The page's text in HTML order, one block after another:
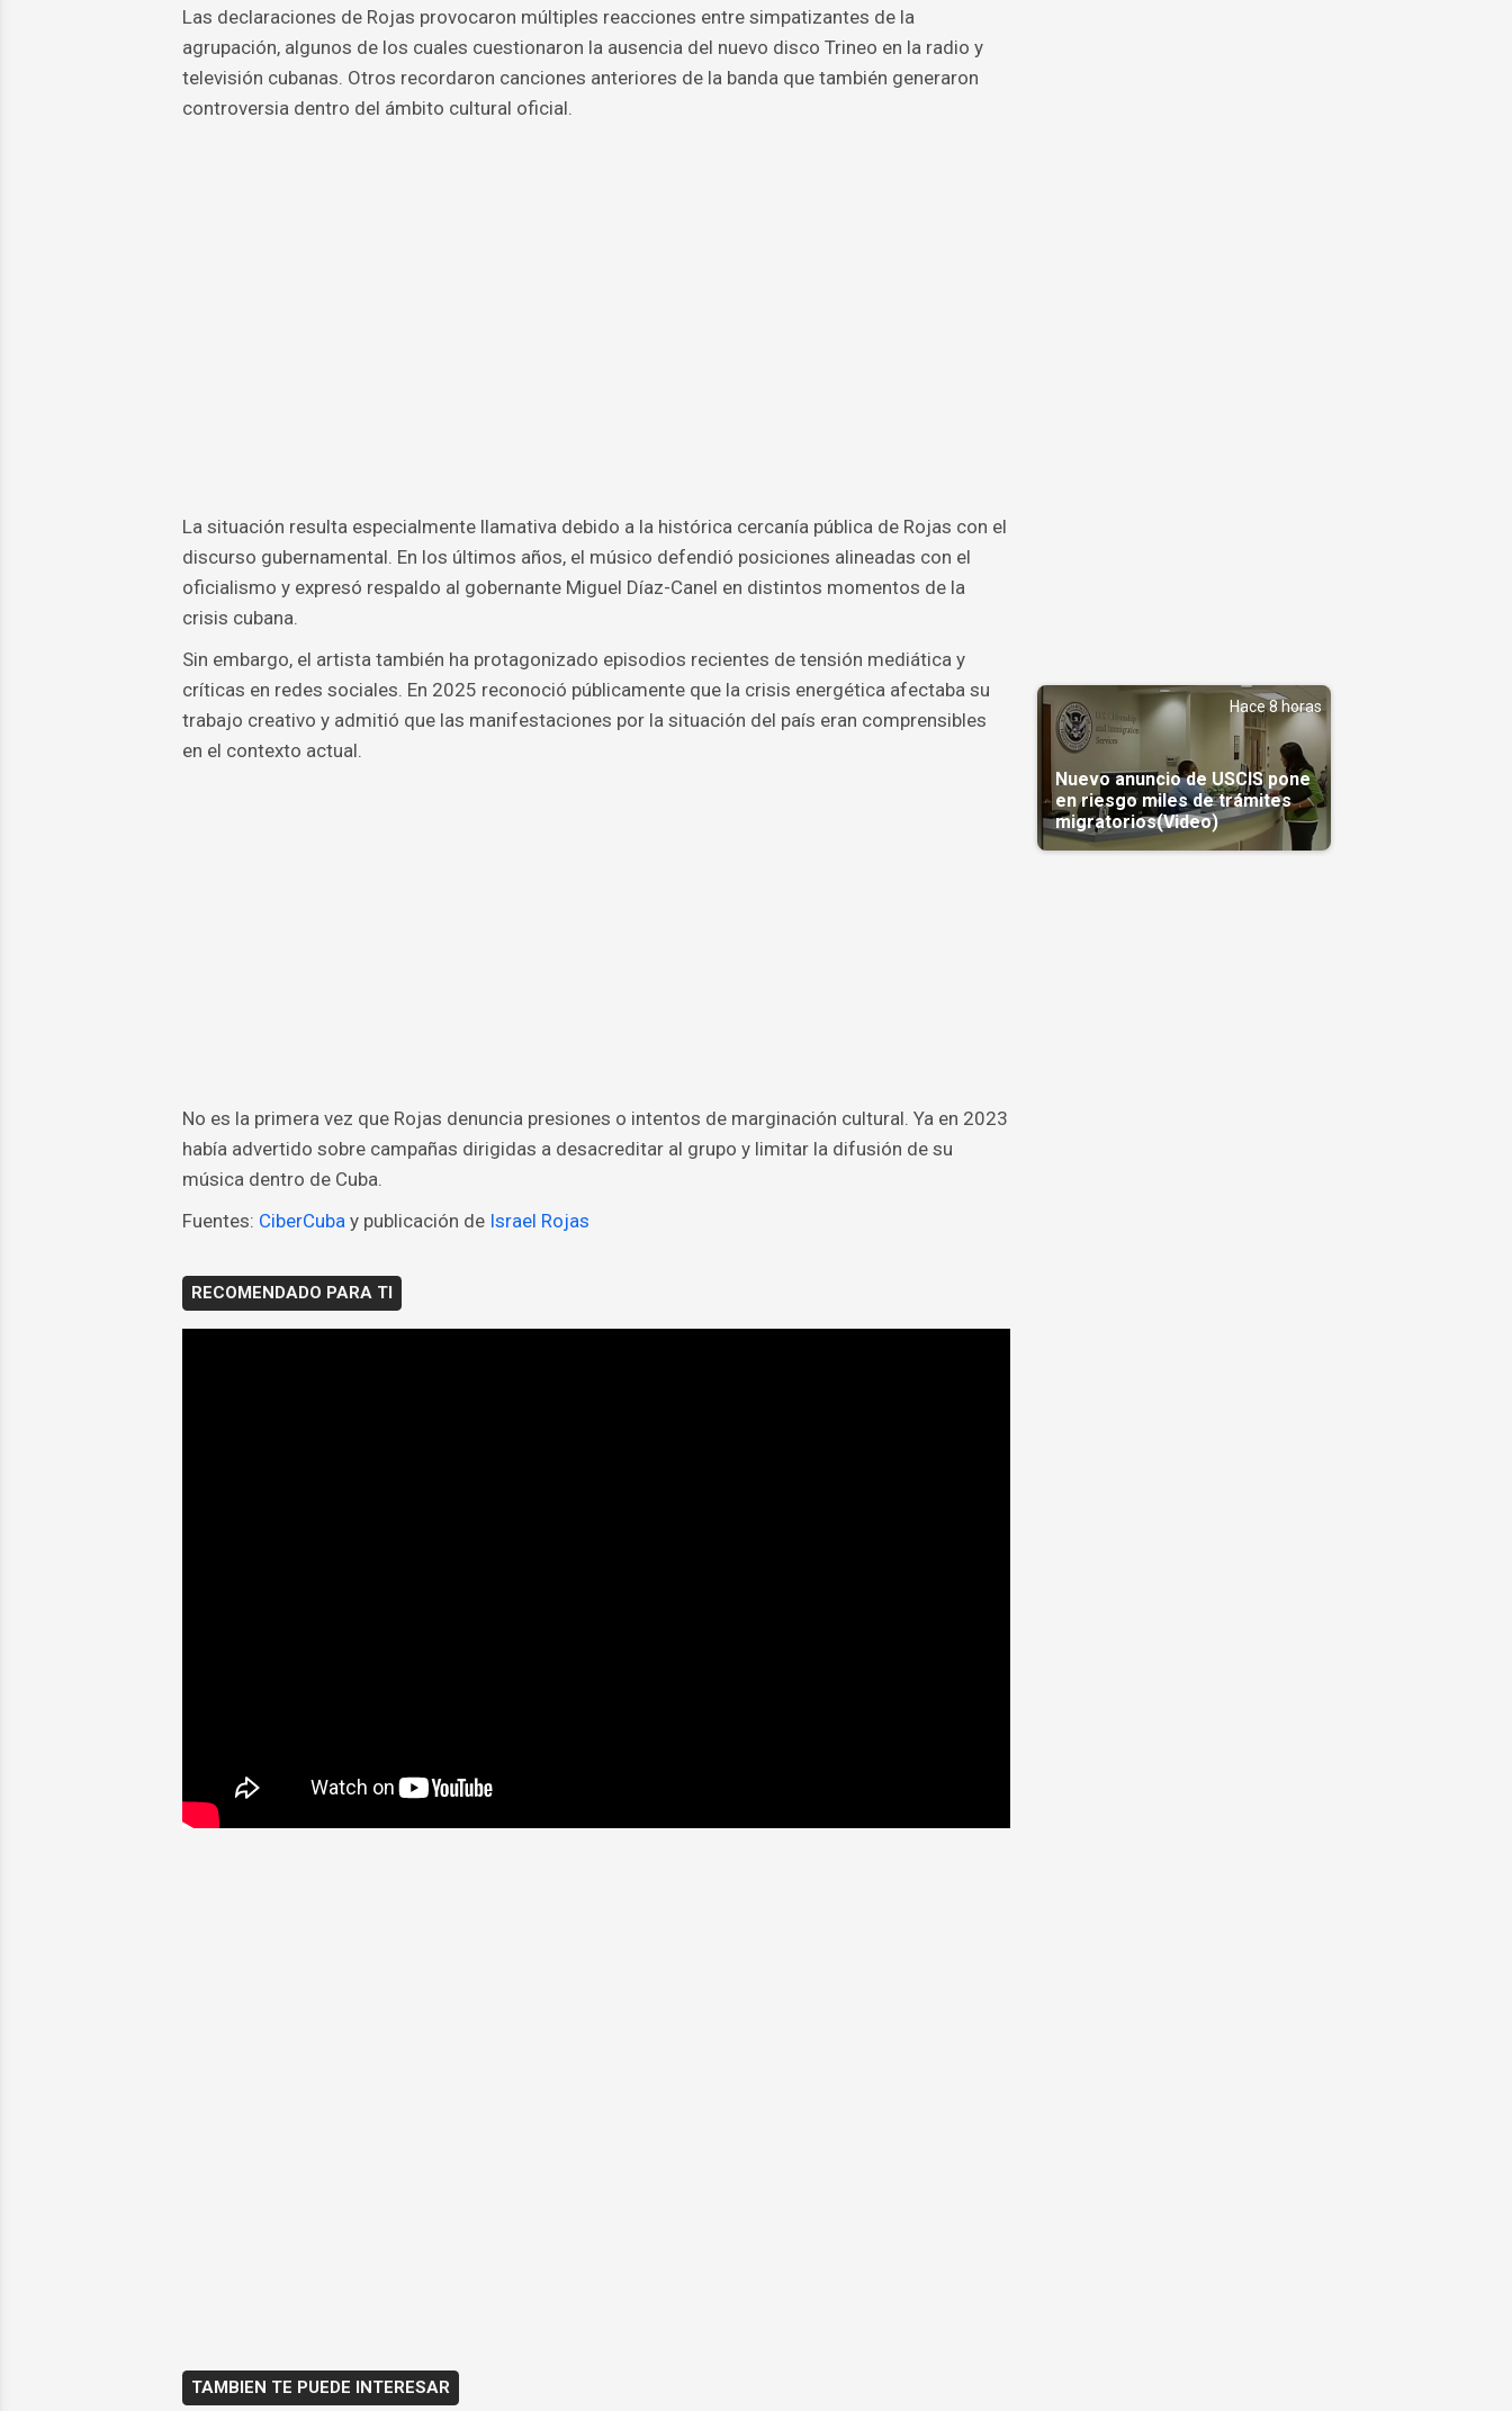
Las declaraciones de Rojas provocaron múltiples reacciones entre simpatizantes de la
agrupación, algunos de los cuales cuestionaron la ausencia del nuevo disco Trineo en la radio y
televisión cubanas. Otros recordaron canciones anteriores de la banda que también generaron
controversia dentro del ámbito cultural oficial.
La situación resulta especialmente llamativa debido a la histórica cercanía pública de Rojas con el
discurso gubernamental. En los últimos años, el músico defendió posiciones alineadas con el
oficialismo y expresó respaldo al gobernante Miguel Díaz-Canel en distintos momentos de la
crisis cubana.
Sin embargo, el artista también ha protagonizado episodios recientes de tensión mediática y
críticas en redes sociales. En 2025 reconoció públicamente que la crisis energética afectaba su
trabajo creativo y admitió que las manifestaciones por la situación del país eran comprensibles
en el contexto actual.
No es la primera vez que Rojas denuncia presiones o intentos de marginación cultural. Ya en 2023
había advertido sobre campañas dirigidas a desacreditar al grupo y limitar la difusión de su
música dentro de Cuba.
Fuentes: CiberCuba y publicación de Israel Rojas
RECOMENDADO PARA TI
TAMBIEN TE PUEDE INTERESAR
Hace 8 horas
Nuevo anuncio de USCIS pone
en riesgo miles de trámites
migratorios(Video)